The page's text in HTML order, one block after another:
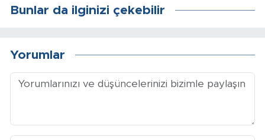
Bunlar da ilginizi çekebilir
Yorumlar
Arguvan
Darende